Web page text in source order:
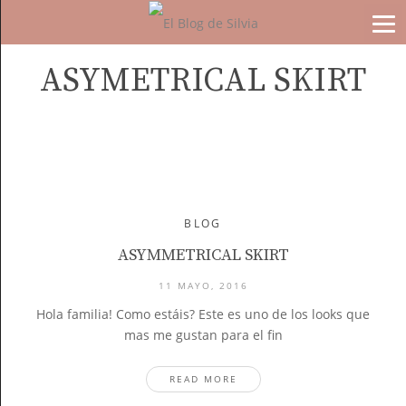
ASYMETRICAL SKIRT
BLOG
ASYMMETRICAL SKIRT
11 MAYO, 2016
Hola familia! Como estáis? Este es uno de los looks que
mas me gustan para el fin
READ MORE